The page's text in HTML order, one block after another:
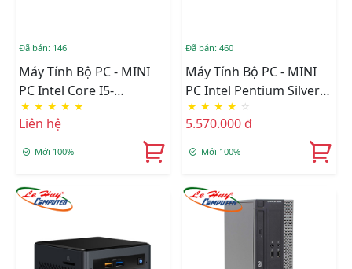
Đã bán: 146
Máy Tính Bộ PC - MINI
PC Intel Core I5-
1135G7/Intel Iris Xe
Graphics/Wifi +
Bluetooth/Ram Option/
(BNUC11TNHI50Z00)
★ ★ ★ ★ ★
Liên hệ
Mới 100%
Đã bán: 460
Máy Tính Bộ PC - MINI
PC Intel Pentium Silver
J5005/Intel UHD
Graphics 605/Ram
Option/Ổ Cứng
Option/Wifi/Bluetooth
(NUC7PJYHN2)
★ ★ ★ ★ ☆
5.570.000 đ
Mới 100%